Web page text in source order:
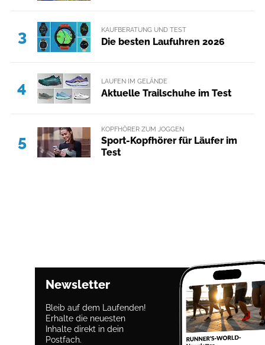
3 KAUFBERATUNG UND TEST
Die besten Laufuhren 2026
4 LAUFEN IM GELÄNDE
Aktuelle Trailschuhe im Test
5
KOPFHÖRER ZUM JOGGEN
Sport-Kopfhörer für Läufer im
Test
Newsletter
Bleib auf dem Laufenden!
Erhalte die neuesten
Inhalte direkt in dein
Postfach.